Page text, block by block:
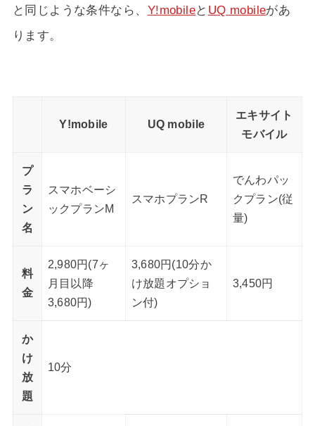
と同じような条件なら、 Y!mobileと UQ mobileがあ
ります。
Y!mobile UQ mobile
エキサイト
モバイル
プ
ラ
ン
名
スマホベーシ
ックプランM
スマホプランR
でんわパッ
クプラン(従
量)
料
金
2,980円(7ヶ
月目以降
3,680円)
3,680円(10分か
け放題オプショ
ン付)
3,450円
か
け
放
題
10分